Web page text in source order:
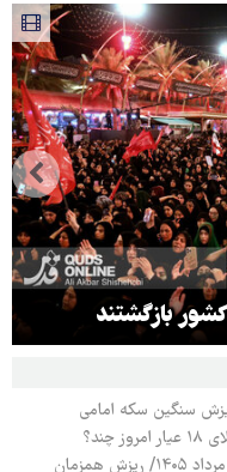
قیمت محصولات ایران خودرو چهارشنبه ۱۴ مرداد ۱۴۰۵/ ریزش همزمان